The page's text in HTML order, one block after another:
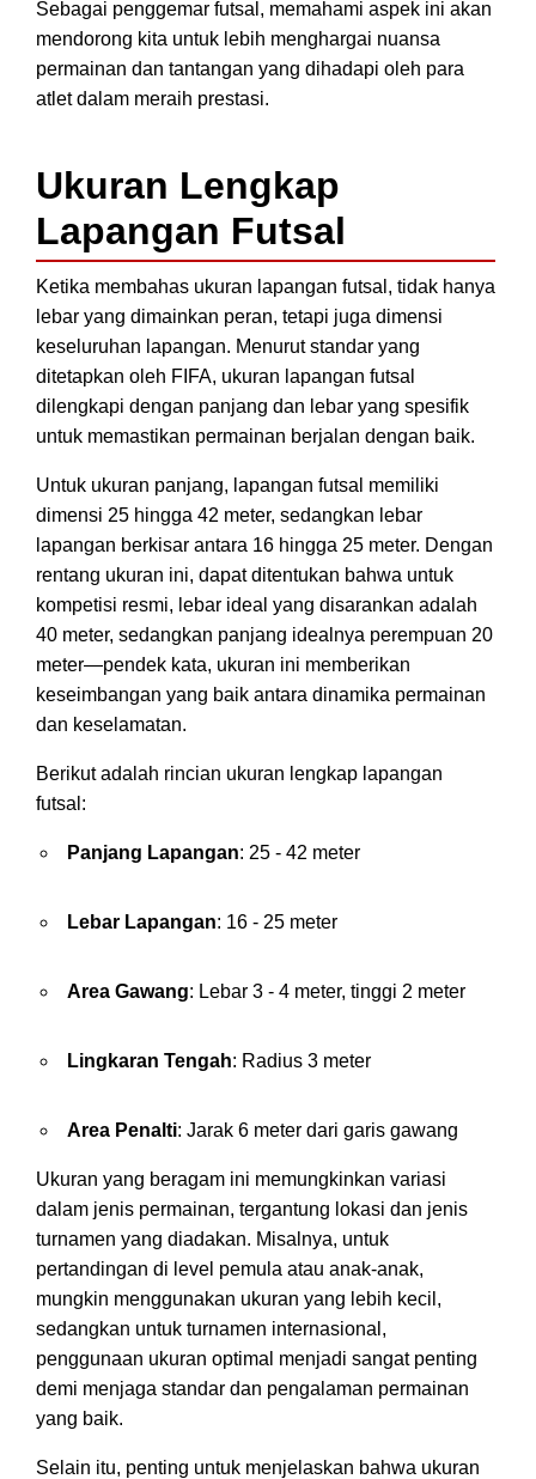
Sebagai penggemar futsal, memahami aspek ini akan
mendorong kita untuk lebih menghargai nuansa
permainan dan tantangan yang dihadapi oleh para
atlet dalam meraih prestasi.
Ukuran Lengkap
Lapangan Futsal
Ketika membahas ukuran lapangan futsal, tidak hanya
lebar yang dimainkan peran, tetapi juga dimensi
keseluruhan lapangan. Menurut standar yang
ditetapkan oleh FIFA, ukuran lapangan futsal
dilengkapi dengan panjang dan lebar yang spesifik
untuk memastikan permainan berjalan dengan baik.
Untuk ukuran panjang, lapangan futsal memiliki
dimensi 25 hingga 42 meter, sedangkan lebar
lapangan berkisar antara 16 hingga 25 meter. Dengan
rentang ukuran ini, dapat ditentukan bahwa untuk
kompetisi resmi, lebar ideal yang disarankan adalah
40 meter, sedangkan panjang idealnya perempuan 20
meter—pendek kata, ukuran ini memberikan
keseimbangan yang baik antara dinamika permainan
dan keselamatan.
Berikut adalah rincian ukuran lengkap lapangan
futsal:
Panjang Lapangan: 25 - 42 meter
Lebar Lapangan: 16 - 25 meter
Area Gawang: Lebar 3 - 4 meter, tinggi 2 meter
Lingkaran Tengah: Radius 3 meter
Area Penalti: Jarak 6 meter dari garis gawang
Ukuran yang beragam ini memungkinkan variasi
dalam jenis permainan, tergantung lokasi dan jenis
turnamen yang diadakan. Misalnya, untuk
pertandingan di level pemula atau anak-anak,
mungkin menggunakan ukuran yang lebih kecil,
sedangkan untuk turnamen internasional,
penggunaan ukuran optimal menjadi sangat penting
demi menjaga standar dan pengalaman permainan
yang baik.
Selain itu, penting untuk menjelaskan bahwa ukuran